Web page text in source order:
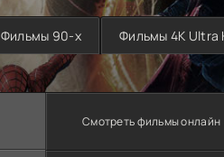
Фильмы 90-х Фильмы 4K Ultra
Смотреть фильмы онлайн